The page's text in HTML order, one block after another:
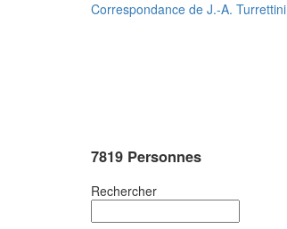
Correspondance de J.-A. Turrettini
7819 Personnes
Rechercher